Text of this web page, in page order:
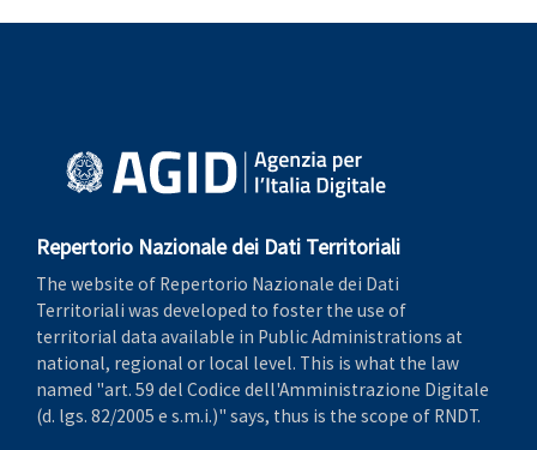
Repertorio Nazionale dei Dati Territoriali
The website of Repertorio Nazionale dei Dati
Territoriali was developed to foster the use of
territorial data available in Public Administrations at
national, regional or local level. This is what the law
named "art. 59 del Codice dell'Amministrazione Digitale
(d. lgs. 82/2005 e s.m.i.)" says, thus is the scope of RNDT.